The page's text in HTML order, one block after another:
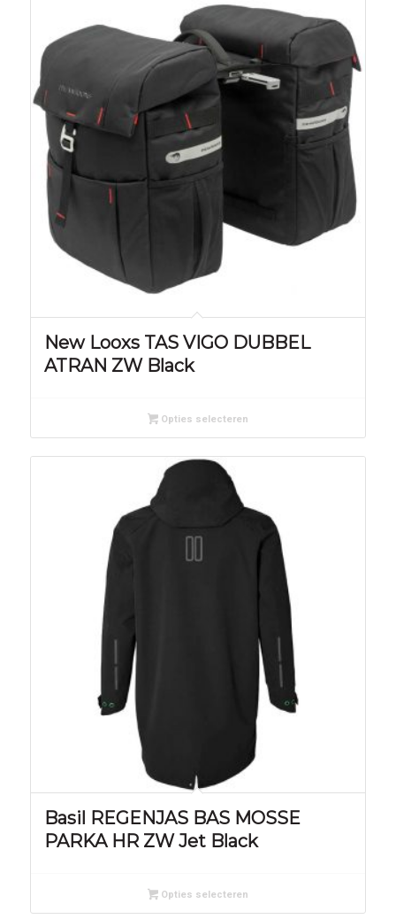
New Looxs TAS VIGO DUBBEL
ATRAN ZW Black
Opties selecteren
Basil REGENJAS BAS MOSSE
PARKA HR ZW Jet Black
Opties selecteren